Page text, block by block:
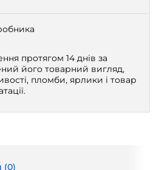
протягом 14 днів за
його товарний вигляд,
пломби, ярлики і товар
(0)